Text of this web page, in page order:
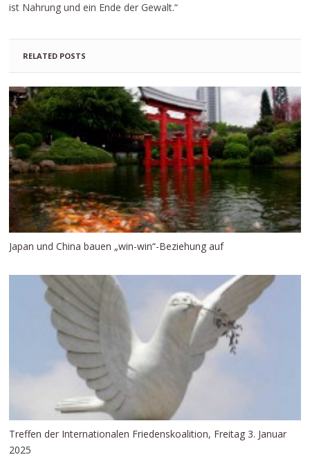
ist Nahrung und ein Ende der Gewalt.“
RELATED POSTS
Japan und China bauen „win-win“-Beziehung auf
Treffen der Internationalen Friedenskoalition, Freitag 3. Januar
2025